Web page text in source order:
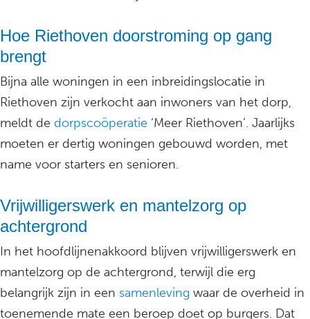
Hoe Riethoven doorstroming op gang
brengt
Bijna alle woningen in een inbreidingslocatie in
Riethoven zijn verkocht aan inwoners van het dorp,
meldt de dorpscoöperatie ‘Meer Riethoven’. Jaarlijks
moeten er dertig woningen gebouwd worden, met
name voor starters en senioren.
Vrijwilligerswerk en mantelzorg op
achtergrond
In het hoofdlijnenakkoord blijven vrijwilligerswerk en
mantelzorg op de achtergrond, terwijl die erg
belangrijk zijn in een samenleving waar de overheid in
toenemende mate een beroep doet op burgers. Dat